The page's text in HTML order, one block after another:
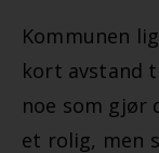
Kommunen
kort avstand
noe som gjør
et rolig, men